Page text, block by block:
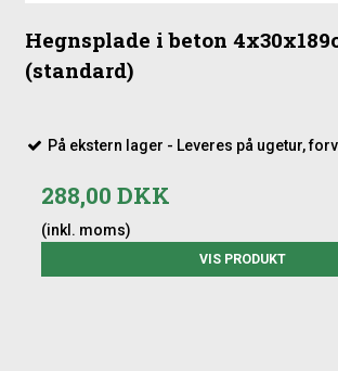
Hegnsplade i beton
(standard)
På ekstern lager - Leveres på ugetur,
288,00 DKK
(inkl. moms)
VIS PRODUKT